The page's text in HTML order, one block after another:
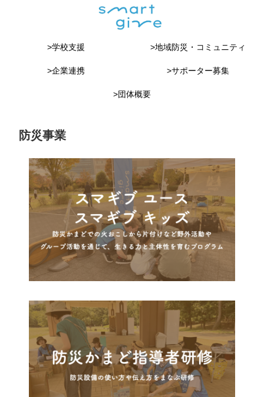
>学校支援 >地域防災・コミュニティ
>企業連携 >サポーター募集
>団体概要
防災事業